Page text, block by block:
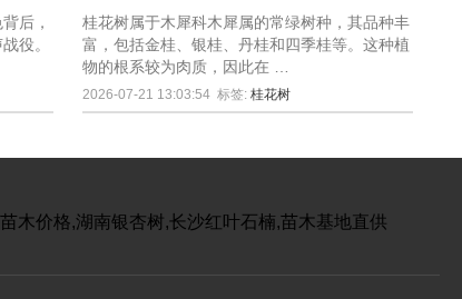
后，
役。
桂花树属于木犀科木犀属的常绿树种，其品种丰
富，包括金桂、银桂、丹桂和四季桂等。这种植
物的根系较为肉质，因此在 …
2026-07-21 13:03:54 标签:桂花树
木价格,湖南银杏树,长沙红叶石楠,苗木基地直供